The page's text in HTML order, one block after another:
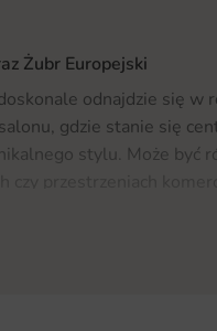
Żubr Europejski
odnajdzie się w
gdzie stanie się
stylu. Może być
Dla miłośników